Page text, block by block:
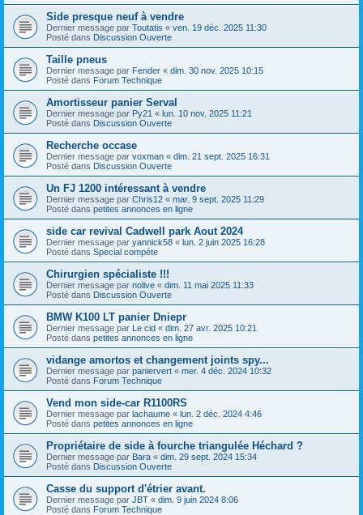
Side presque neuf à vendre
Dernier message par Toutatis « ven. 19 déc. 2025 11:30
Posté dans Discussion Ouverte
Taille pneus
Dernier message par Fender « dim. 30 nov. 2025 10:15
Posté dans Forum Technique
Amortisseur panier Serval
Dernier message par Py21 « lun. 10 nov. 2025 11:21
Posté dans Discussion Ouverte
Recherche occase
Dernier message par voxman « dim. 21 sept. 2025 16:31
Posté dans Discussion Ouverte
Un FJ 1200 intéressant à vendre
Dernier message par Chris12 « mar. 9 sept. 2025 11:29
Posté dans petites annonces en ligne
side car revival Cadwell park Aout 2024
Dernier message par yannick58 « lun. 2 juin 2025 16:28
Posté dans Special compéte
Chirurgien spécialiste !!!
Dernier message par nolive « dim. 11 mai 2025 11:33
Posté dans Discussion Ouverte
BMW K100 LT panier Dniepr
Dernier message par Le cid « dim. 27 avr. 2025 10:21
Posté dans petites annonces en ligne
vidange amortos et changement joints spy...
Dernier message par paniervert « mer. 4 déc. 2024 10:32
Posté dans Forum Technique
Vend mon side-car R1100RS
Dernier message par lachaume « lun. 2 déc. 2024 4:46
Posté dans petites annonces en ligne
Propriétaire de side à fourche triangulée Héchard ?
Dernier message par Bara « dim. 29 sept. 2024 15:34
Posté dans Discussion Ouverte
Casse du support d'étrier avant.
Dernier message par JBT « dim. 9 juin 2024 8:06
Posté dans Forum Technique